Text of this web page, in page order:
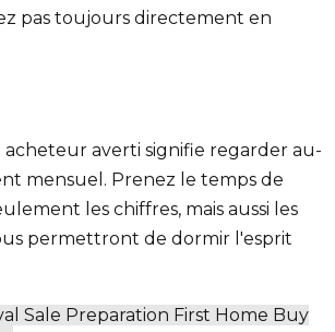
pas toujours directement en
acheteur averti signifie regarder au-
mensuel. Prenez le temps de
les chiffres, mais aussi les
permettront de dormir l'esprit
Sale Preparation First Home Buy